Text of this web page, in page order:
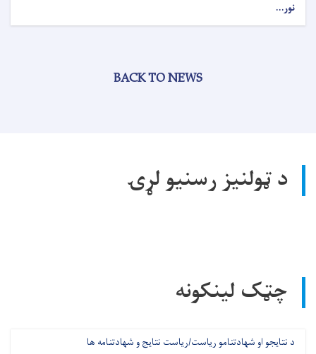
نور...
BACK TO NEWS
د ټولنیز رسنیو لړۍ
چټک لینکونه
د نتایجو او شهادتنامو ریاست/ریاست نتایج و شهادتنامه ها